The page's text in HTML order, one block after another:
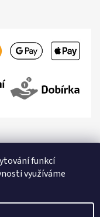
funkcí
využíváme